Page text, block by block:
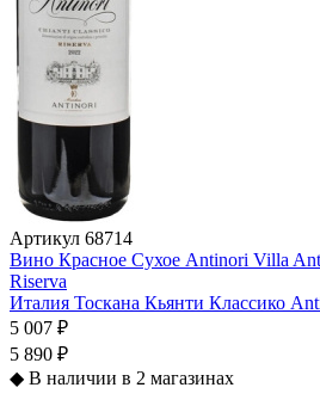
Артикул 68714
Вино Красное Сухое Antinori Villa
Riserva
Италия Тоскана Кьянти Классико
5 007 ₽
5 890 ₽
◆ В наличии в 2 магазинах